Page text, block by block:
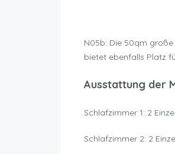
N05b: Die 50qm
bietet ebenfalls Platz
Ausstattung der
Schlafzimmer 1: 2
Schlafzimmer 2: 2